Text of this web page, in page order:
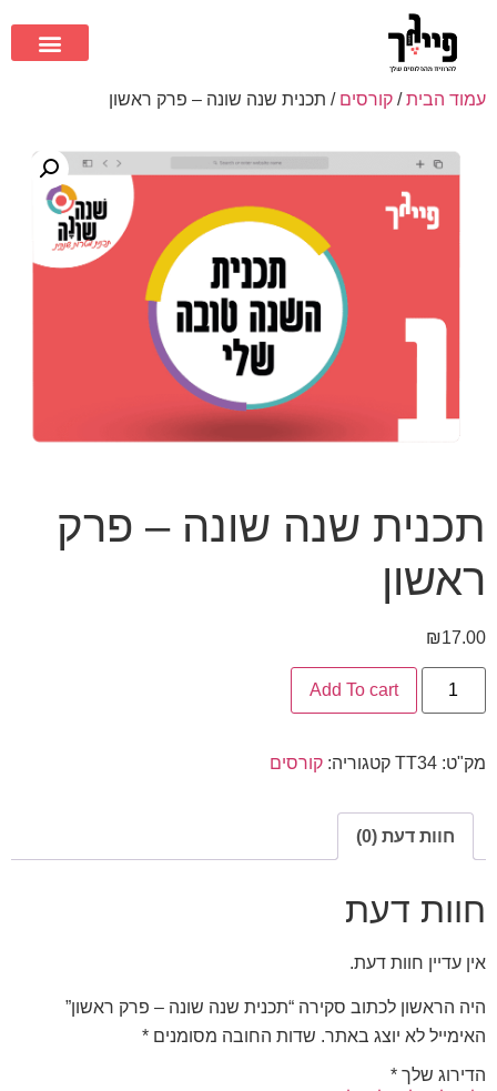
עמוד הבית/ קורסים / תכנית שנה שונה – פרק ראשון
תכנית שנה שונה – פרק
ראשון
₪17.00
Add To cart
מק"ט: TT34 קטגוריה: קורסים
חוות דעת (0)
חוות דעת
אין עדיין חוות דעת.
היה הראשון לכתוב סקירה “תכנית שנה שונה – פרק ראשון”
האימייל לא יוצג באתר. שדות החובה מסומנים *
הדירוג שלך *